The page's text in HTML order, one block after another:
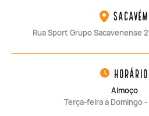
Sacavém
Rua Sport Grupo Sacavenense
horário
Almoço
Terça-feira a Domingo -